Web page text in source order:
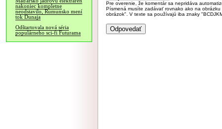
nakoniec kompletne
neodstavilo, Rumunsko mení
tok Dunaja
Odštartovala nová séria
populárneho sci-fi Futurama
Pre overenie, že komentár sa nepridáva
Písmená musíte zadávať rovnako ako na
obrázok". V texte sa používajú iba znaky